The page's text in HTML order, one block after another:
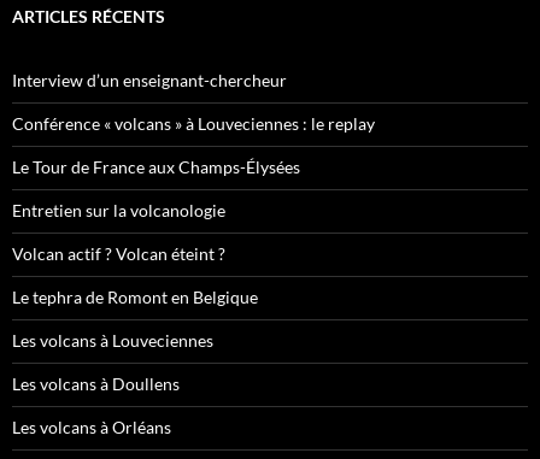
ARTICLES RÉCENTS
Interview d’un enseignant-chercheur
Conférence « volcans » à Louveciennes : le replay
Le Tour de France aux Champs-Élysées
Entretien sur la volcanologie
Volcan actif ? Volcan éteint ?
Le tephra de Romont en Belgique
Les volcans à Louveciennes
Les volcans à Doullens
Les volcans à Orléans